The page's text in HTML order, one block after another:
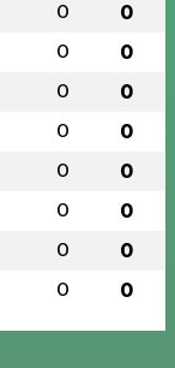
0 0
0 0
0 0
0 0
0 0
0 0
0 0
0 0